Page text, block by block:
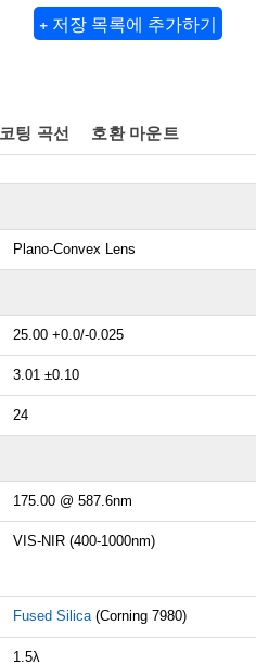
+ 저장 목록에 추가하기
코팅 곡선 호환 마운트
Plano-Convex Lens
25.00 +0.0/-0.025
3.01 ±0.10
24
175.00 @ 587.6nm
VIS-NIR (400-1000nm)
Fused Silica(Corning 7980)
1.5λ